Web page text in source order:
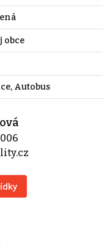
obce
Autobus